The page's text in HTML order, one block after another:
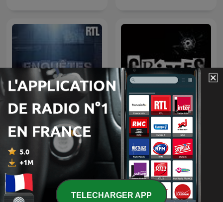
Enquêtes criminelles CRIMES • Histoires Vraies
TELECHARGER APP